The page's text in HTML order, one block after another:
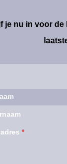
je nu in voor
*